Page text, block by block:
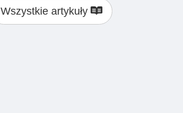
Wszystkie artykuły